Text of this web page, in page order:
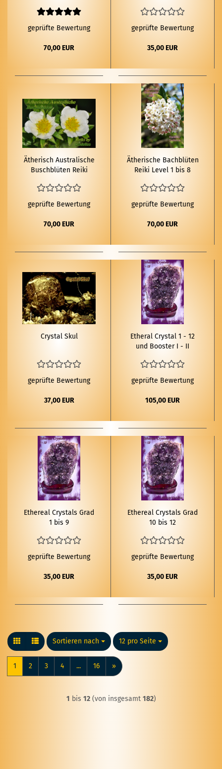
geprüfte Bewertung
70,00 EUR
geprüfte Bewertung
35,00 EUR
Äthe­risch Aus­tra­li­sche
Busch­blü­ten Reiki
geprüfte Bewertung
70,00 EUR
Äthe­ri­sche Bach­blü­ten
Reiki Level 1 bis 8
geprüfte Bewertung
70,00 EUR
Crys­tal Skul
geprüfte Bewertung
37,00 EUR
Etheral Crys­tal 1 - 12
und Boos­ter I - II
geprüfte Bewertung
105,00 EUR
Ethe­re­al Crys­tals Grad
1 bis 9
geprüfte Bewertung
35,00 EUR
Ethe­re­al Crys­tals Grad
10 bis 12
geprüfte Bewertung
35,00 EUR
Sortieren nach
Sortieren nach 12 pro Seite
pro Seite
1 2 3 4 ... 16 »
1 bis 12(von insgesamt 182)